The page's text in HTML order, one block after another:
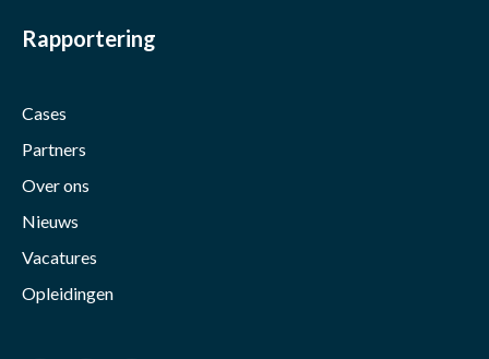
Rapportering
Cases
Partners
Over ons
Nieuws
Vacatures
Opleidingen